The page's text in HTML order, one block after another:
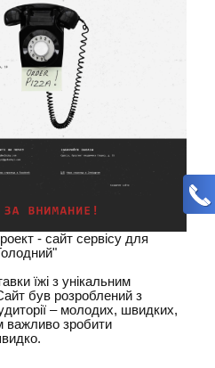
- сайт сервісу для
їжі з унікальним
був розроблений з
– молодих, швидких,
важливо зробити